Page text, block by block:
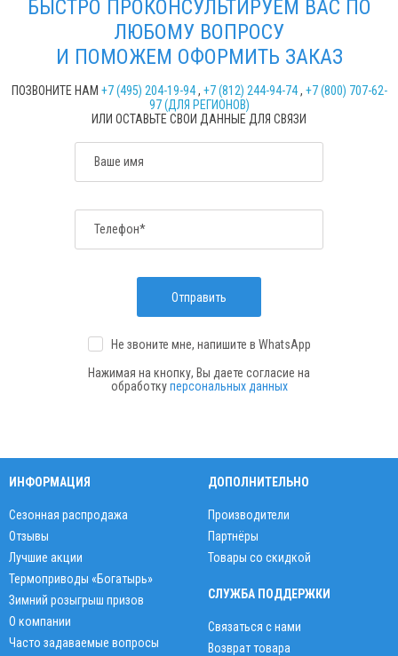
БЫСТРО ПРОКОНСУЛЬТИРУЕМ ВАС ПО
ЛЮБОМУ ВОПРОСУ
И ПОМОЖЕМ ОФОРМИТЬ ЗАКАЗ
ПОЗВОНИТЕ НАМ +7 (495) 204-19-94, +7 (812) 244-94-74, +7 (800) 707-62-
97 (ДЛЯ РЕГИОНОВ)
ИЛИ ОСТАВЬТЕ СВОИ ДАННЫЕ ДЛЯ СВЯЗИ
Ваше имя
Телефон*
Отправить
Не звоните мне, напишите в WhatsApp
Нажимая на кнопку, Вы даете согласие на
обработкуперсональных данных
ИНФОРМАЦИЯ
Сезонная распродажа
Отзывы
Лучшие акции
Термоприводы «Богатырь»
Зимний розыгрыш призов
О компании
Часто задаваемые вопросы
ДОПОЛНИТЕЛЬНО
Производители
Партнёры
Товары со скидкой
СЛУЖБА ПОДДЕРЖКИ
Связаться с нами
Возврат товара